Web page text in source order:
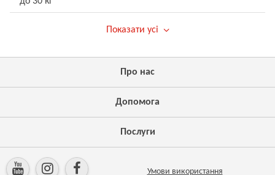
Показати усі
Про нас
Допомога
Послуги
Умови використання